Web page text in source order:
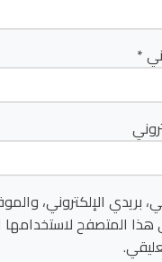
*
بريدي الإلكتروني،
هذا المتصفح لاستخدامها